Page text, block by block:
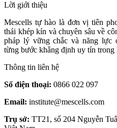
Lời giới thiệu
Mescells tự hào là đơn vị tiên
thái khép kín và chuyên sâu về
pháp lý vững chắc và năng lực
từng bước khẳng định uy tín
Thông tin liên hệ
Số điện thoại: 0866 022 097
Email: institute@mescells.com
Trụ sở: TT21, số 204 Nguyễn